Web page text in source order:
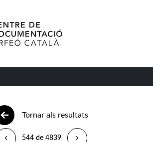
Tornar als resultats
544 de 4839